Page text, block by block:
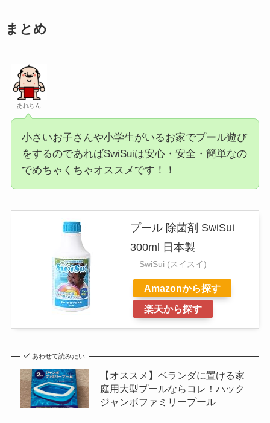
まとめ
あれちん
小さいお子さんや小学生がいるお家でプール遊び
をするのであればSwiSuiは安心・安全・簡単なの
でめちゃくちゃオススメです！！
プール 除菌剤 SwiSui
300ml 日本製
SwiSui (スイスイ)
Amazonから探す
楽天から探す
あわせて読みたい
【オススメ】ベランダに置ける家
庭用大型プールならコレ！ハック
ジャンボファミリープール